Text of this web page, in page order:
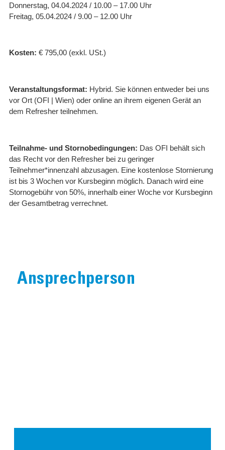
Donnerstag, 04.04.2024 / 10.00 – 17.00 Uhr
Freitag, 05.04.2024 / 9.00 – 12.00 Uhr
Kosten: € 795,00 (exkl. USt.)
Veranstaltungsformat: Hybrid. Sie können entweder bei uns
vor Ort (OFI | Wien) oder online an ihrem eigenen Gerät an
dem Refresher teilnehmen.
Teilnahme- und Stornobedingungen: Das OFI behält sich
das Recht vor den Refresher bei zu geringer
Teilnehmer*innenzahl abzusagen. Eine kostenlose Stornierung
ist bis 3 Wochen vor Kursbeginn möglich. Danach wird eine
Stornogebühr von 50%, innerhalb einer Woche vor Kursbeginn
der Gesamtbetrag verrechnet.
Ansprechperson